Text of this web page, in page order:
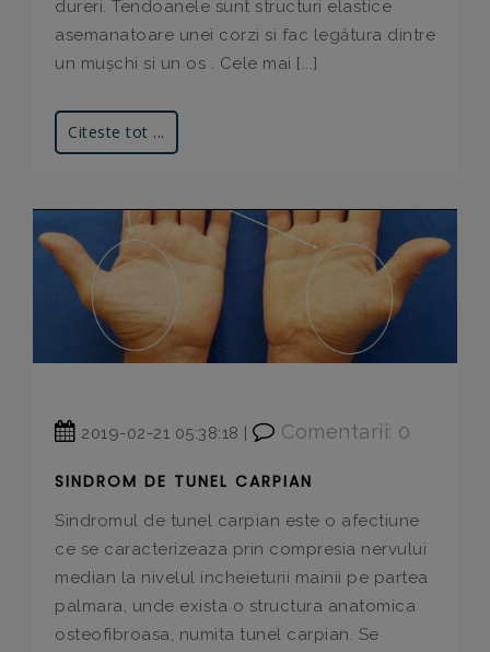
dureri. Tendoanele sunt structuri elastice
asemanatoare unei corzi si fac legătura dintre
un mușchi si un os . Cele mai [...]
Citeste tot ...
2019-02-21 05:38:18 | Comentarii: 0
SINDROM DE TUNEL CARPIAN
Sindromul de tunel carpian este o afectiune
ce se caracterizeaza prin compresia nervului
median la nivelul incheieturii mainii pe partea
palmara, unde exista o structura anatomica
osteofibroasa, numita tunel carpian. Se